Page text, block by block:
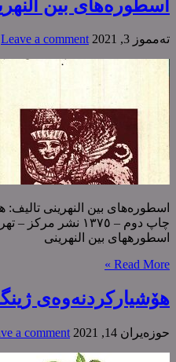
اسطورەهای بین
ته‌مموز 3, 2021 Leave a comment
اسطورەهای بین النهرینی
چاپ دوم – ١٣٧٥ نشر
اسطورههای بین النهرینی
Read More »
هۆشیارکردنەوەی
حوزه‌یران 14, 2021 a comment